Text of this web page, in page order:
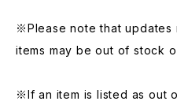
※Please note that updates
items may be out of stock
※If an item is listed as out